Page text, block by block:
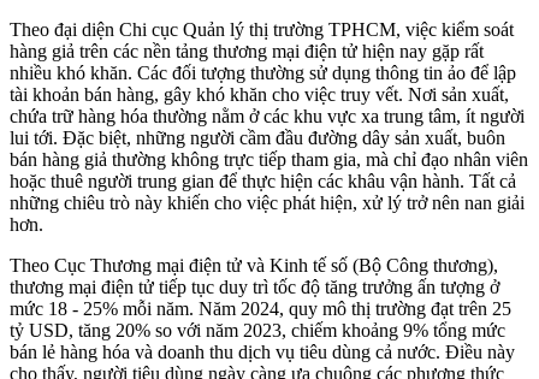
Theo đại diện Chi cục Quản lý thị trường TPHCM, việc kiểm soát
hàng giả trên các nền tảng thương mại điện tử hiện nay gặp rất
nhiều khó khăn. Các đối tượng thường sử dụng thông tin ảo để lập
tài khoản bán hàng, gây khó khăn cho việc truy vết. Nơi sản xuất,
chứa trữ hàng hóa thường nằm ở các khu vực xa trung tâm, ít người
lui tới. Đặc biệt, những người cầm đầu đường dây sản xuất, buôn
bán hàng giả thường không trực tiếp tham gia, mà chỉ đạo nhân viên
hoặc thuê người trung gian để thực hiện các khâu vận hành. Tất cả
những chiêu trò này khiến cho việc phát hiện, xử lý trở nên nan giải
hơn.
Theo Cục Thương mại điện tử và Kinh tế số (Bộ Công thương),
thương mại điện tử tiếp tục duy trì tốc độ tăng trưởng ấn tượng ở
mức 18 - 25% mỗi năm. Năm 2024, quy mô thị trường đạt trên 25
tỷ USD, tăng 20% so với năm 2023, chiếm khoảng 9% tổng mức
bán lẻ hàng hóa và doanh thu dịch vụ tiêu dùng cả nước. Điều này
cho thấy, người tiêu dùng ngày càng ưa chuộng các phương thức